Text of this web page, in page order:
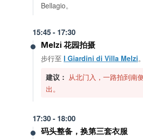
Bellagio。
15:45 - 17:30
Melzi 花园拍摄
步行至 I Giardini di Villa Melzi。
建议： 从北门入，一路拍到南
出。
17:30 - 18:00
码头整备，换第三套衣服